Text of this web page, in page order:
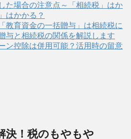
た場合の注意点～「相続税」はか
はかかる？
教育資金の一括贈与」は相続税に
与と相続税の関係を解説します
ン控除は併用可能？活用時の留意
決！税のもやもや